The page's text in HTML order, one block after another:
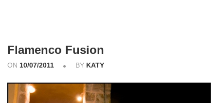
Flamenco Fusion
ON 10/07/2011 BY KATY